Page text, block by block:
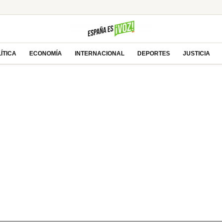
a Todd Blanche, abogado de Trump, como Fiscal
en el éxito deportivo: la estrategia
¿Thriller apocalíptico o copia barata?
el futuro de Tesla y SpaceX
ECONOMÍA INTERNACIONAL DEPORTES JUSTICIA